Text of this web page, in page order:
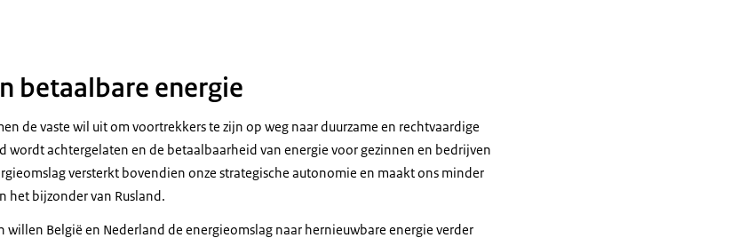
betaalbare energie
de vaste wil uit om voortrekkers te zijn op weg naar duurzame en rechtvaardige
wordt achtergelaten en de betaalbaarheid van energie voor gezinnen en bedrijven
versterkt bovendien onze strategische autonomie en maakt ons minder
bijzonder van Rusland.
België en Nederland de energieomslag naar hernieuwbare energie verder